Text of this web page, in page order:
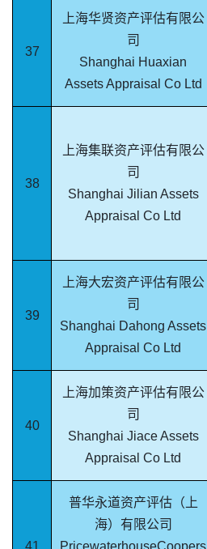
37
上海华贤资产评估有限公
司
Shanghai Huaxian
Assets Appraisal Co Ltd
38
上海集联资产评估有限公
司
Shanghai Jilian Assets
Appraisal Co Ltd
39
上海大宏资产评估有限公
司
Shanghai Dahong Assets
Appraisal Co Ltd
40
上海加策资产评估有限公
司
Shanghai Jiace Assets
Appraisal Co Ltd
普华永道资产评估（上
海）有限公司